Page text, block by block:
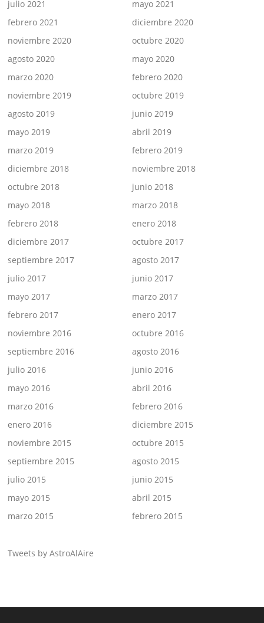
julio 2021
mayo 2021
febrero 2021
diciembre 2020
noviembre 2020
octubre 2020
agosto 2020
mayo 2020
marzo 2020
febrero 2020
noviembre 2019
octubre 2019
agosto 2019
junio 2019
mayo 2019
abril 2019
marzo 2019
febrero 2019
diciembre 2018
noviembre 2018
octubre 2018
junio 2018
mayo 2018
marzo 2018
febrero 2018
enero 2018
diciembre 2017
octubre 2017
septiembre 2017
agosto 2017
julio 2017
junio 2017
mayo 2017
marzo 2017
febrero 2017
enero 2017
noviembre 2016
octubre 2016
septiembre 2016
agosto 2016
julio 2016
junio 2016
mayo 2016
abril 2016
marzo 2016
febrero 2016
enero 2016
diciembre 2015
noviembre 2015
octubre 2015
septiembre 2015
agosto 2015
julio 2015
junio 2015
mayo 2015
abril 2015
marzo 2015
febrero 2015
Tweets by AstroAlAire